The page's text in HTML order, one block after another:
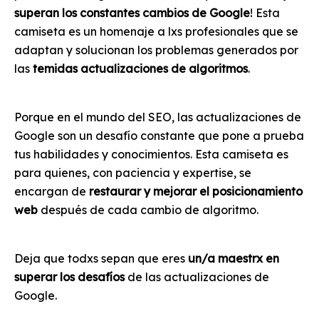
superan los constantes cambios de Google! Esta
camiseta es un homenaje a lxs profesionales que se
adaptan y solucionan los problemas generados por
las temidas actualizaciones de algoritmos.
Porque en el mundo del SEO, las actualizaciones de
Google son un desafío constante que pone a prueba
tus habilidades y conocimientos. Esta camiseta es
para quienes, con paciencia y expertise, se
encargan de restaurar y mejorar el posicionamiento
web después de cada cambio de algoritmo.
Deja que todxs sepan que eres un/a maestrx en
superar los desafíosde las actualizaciones de
Google.